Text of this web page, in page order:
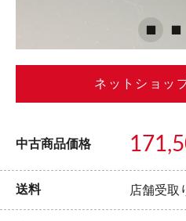
ネットショッ
中古商品価格
送料 店舗受取